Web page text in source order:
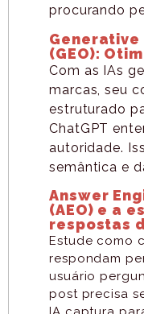
procurando
Generative
(GEO):
Com as IAs
marcas, seu
estruturado
ChatGPT
autoridade.
semântica e
Answer
(AEO) e a
respostas
Estude como
respondam
usuário
post precisa